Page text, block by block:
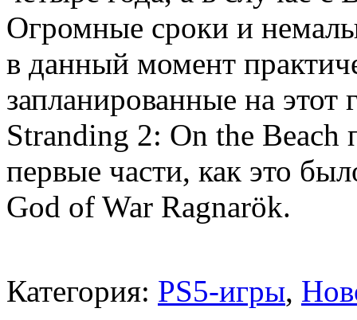
Огромные сроки и
в данный момент
запланированные на
Stranding 2: On the Beach
первые части, как это
God of War Ragnarök.
Категория: PS5-игры,